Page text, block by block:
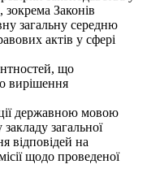
зокрема Законів
загальну середню
актів у сфері
що
вирішення
державною мовою
загальної
відповідей на
щодо проведеної